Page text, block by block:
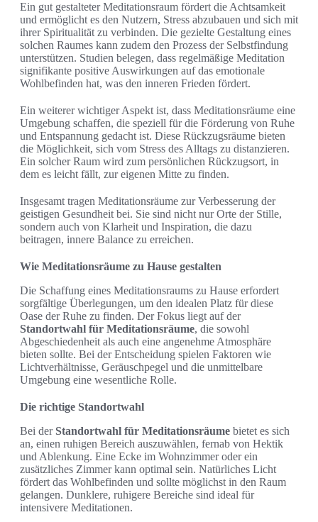
Ein gut gestalteter Meditationsraum fördert die Achtsamkeit
und ermöglicht es den Nutzern, Stress abzubauen und sich mit
ihrer Spiritualität zu verbinden. Die gezielte Gestaltung eines
solchen Raumes kann zudem den Prozess der Selbstfindung
unterstützen. Studien belegen, dass regelmäßige Meditation
signifikante positive Auswirkungen auf das emotionale
Wohlbefinden hat, was den inneren Frieden fördert.
Ein weiterer wichtiger Aspekt ist, dass Meditationsräume eine
Umgebung schaffen, die speziell für die Förderung von Ruhe
und Entspannung gedacht ist. Diese Rückzugsräume bieten
die Möglichkeit, sich vom Stress des Alltags zu distanzieren.
Ein solcher Raum wird zum persönlichen Rückzugsort, in
dem es leicht fällt, zur eigenen Mitte zu finden.
Insgesamt tragen Meditationsräume zur Verbesserung der
geistigen Gesundheit bei. Sie sind nicht nur Orte der Stille,
sondern auch von Klarheit und Inspiration, die dazu
beitragen, innere Balance zu erreichen.
Wie Meditationsräume zu Hause gestalten
Die Schaffung eines Meditationsraums zu Hause erfordert
sorgfältige Überlegungen, um den idealen Platz für diese
Oase der Ruhe zu finden. Der Fokus liegt auf der
Standortwahl für Meditationsräume, die sowohl
Abgeschiedenheit als auch eine angenehme Atmosphäre
bieten sollte. Bei der Entscheidung spielen Faktoren wie
Lichtverhältnisse, Geräuschpegel und die unmittelbare
Umgebung eine wesentliche Rolle.
Die richtige Standortwahl
Bei derStandortwahl für Meditationsräume bietet es sich
an, einen ruhigen Bereich auszuwählen, fernab von Hektik
und Ablenkung. Eine Ecke im Wohnzimmer oder ein
zusätzliches Zimmer kann optimal sein. Natürliches Licht
fördert das Wohlbefinden und sollte möglichst in den Raum
gelangen. Dunklere, ruhigere Bereiche sind ideal für
intensivere Meditationen.